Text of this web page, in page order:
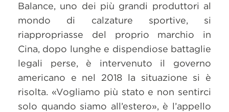
Balance, uno dei più grandi produttori al
mondo di calzature sportive, si
riappropriasse del proprio marchio in
Cina, dopo lunghe e dispendiose battaglie
legali perse, è intervenuto il governo
americano e nel 2018 la situazione si è
risolta. «Vogliamo più stato e non sentirci
solo quando siamo all’estero», è l’appello